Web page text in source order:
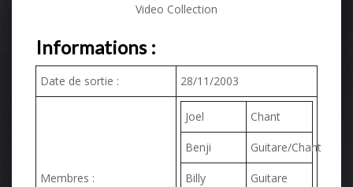
Video Collection
Informations :
Date de sortie : 28/11/2003
Membres :
Joel Chant
Benji Guitare/Chant
Billy Guitare